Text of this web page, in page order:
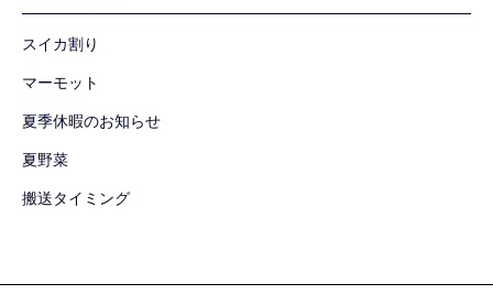
スイカ割り
マーモット
夏季休暇のお知らせ
夏野菜
搬送タイミング